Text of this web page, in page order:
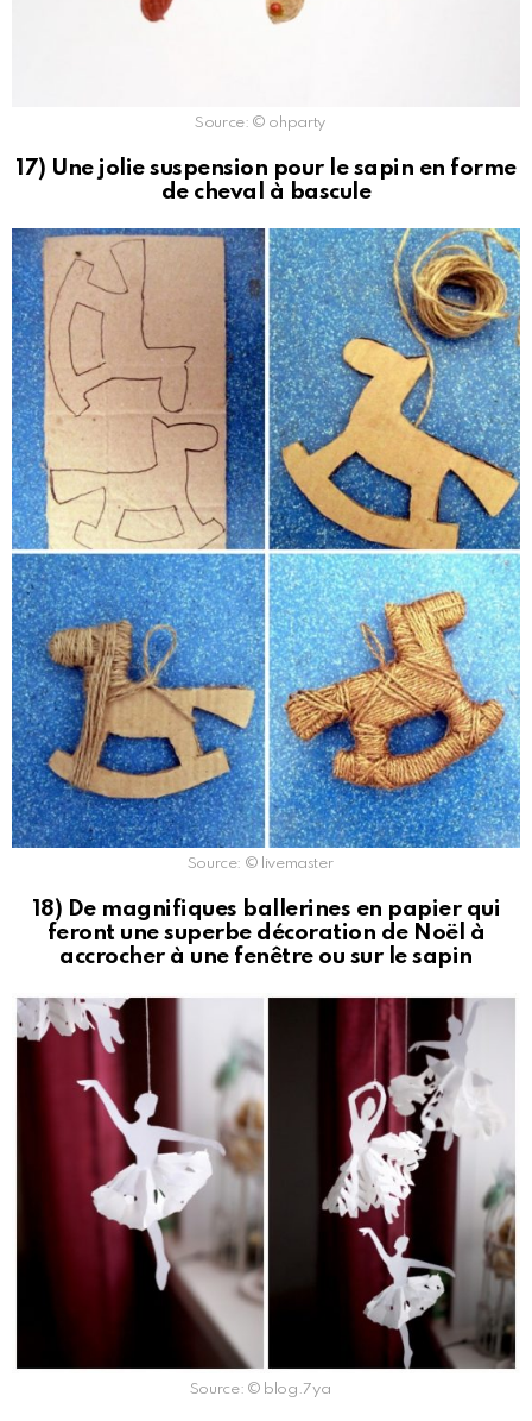
Source: © ohparty
17) Une jolie suspension pour le sapin en forme
de cheval à bascule
Source: © livemaster
18) De magnifiques ballerines en papier qui
feront une superbe décoration de Noël à
accrocher à une fenêtre ou sur le sapin
Source: © blog.7ya